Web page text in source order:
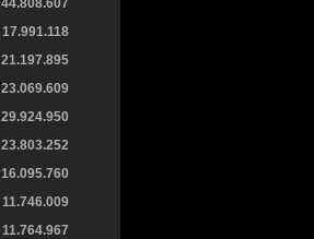
44.808.607
17.991.118
21.197.895
23.069.609
29.924.950
23.803.252
16.095.760
11.746.009
11.764.967